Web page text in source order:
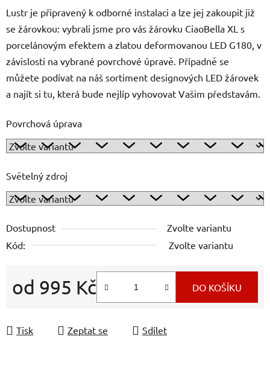
Lustr je připravený k odborné instalaci a lze jej zakoupit již
se žárovkou: vybrali jsme pro vás žárovku CiaoBella XL s
porcelánovým efektem a zlatou deformovanou LED G180, v
závislosti na vybrané povrchové úpravě. Případně se
můžete podívat na náš sortiment designových LED žárovek
a najít si tu, která bude nejlíp vyhovovat Vašim představám.
Povrchová úprava
Světelný zdroj
Dostupnost
Zvolte variantu
Kód:
Zvolte variantu
od 995 Kč DO KOŠÍKU
Tisk Zeptat se Sdílet